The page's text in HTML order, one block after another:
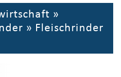
»
» Fleischrinder